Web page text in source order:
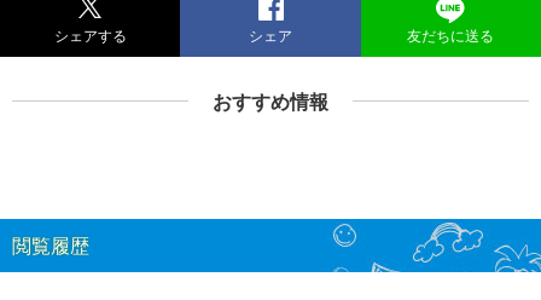
シェアする シェア 友だちに送る
おすすめ情報
閲覧履歴